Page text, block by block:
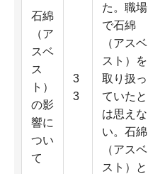
石綿
（ア
スベ
ス
ト）
の影
響に
つい
て
3
3
た。職場
で石綿
（アスベ
スト）を
取り扱っ
ていたと
は思えな
い。石綿
（アスベ
スト）と